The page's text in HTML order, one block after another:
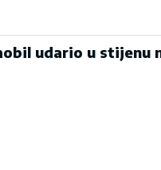
udario u stijenu